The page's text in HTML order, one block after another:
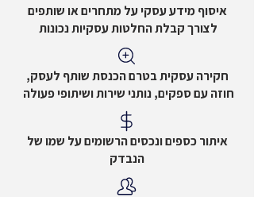
איסוף מידע עסקי על מתחרים או שותפים
לצורך קבלת החלטות עסקיות נכונות
חקירה עסקית בטרם הכנסת שותף לעסק,
חוזה עם ספקים, נותני שירות ושיתופי פעולה
איתור כספים ונכסים הרשומים על שמו של
הנבדק